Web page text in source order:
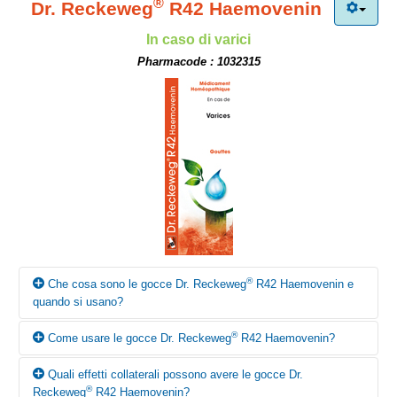
Dr. Reckeweg® R42 Haemovenin
In caso di varici
Pharmacode : 1032315
Che cosa sono le gocce Dr. Reckeweg®R42 Haemovenin e
quando si usano?
Secondo i canoni della medicina omeopatica le gocce Dr.
Reckeweg®R42 Haemovenin trovano principalmente impiego in
caso di varici.
Come usare le gocce Dr. Reckeweg®R42 Haemovenin?
Salvo diversa prescrizione medica, assumere 10-15 gocce, in
Quali effetti collaterali possono avere le gocce Dr.
Reckeweg®R42 Haemovenin?